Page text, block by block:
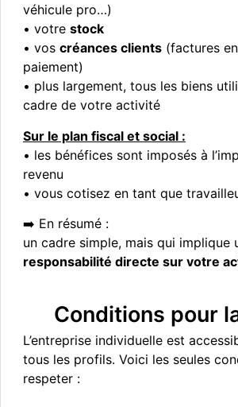
véhicule pro…)
• votre stock
• vos créances clients(factures
paiement)
• plus largement, tous les biens
cadre de votre activité
Sur le plan fiscal et social :
• les bénéfices sont imposés à
revenu
• vous cotisez en tant que
➡️ En résumé :
un cadre simple, mais qui implique
responsabilité directe sur votre
Conditions pour
L’entreprise individuelle est
tous les profils. Voici les seules
respeter :